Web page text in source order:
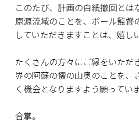
このたび、計画の白紙撤回とは
原源流域のことを、ポール監督
していただきますことは、嬉し
たくさんの方々にご縁をいただ
界の阿蘇の懐の山奥のことを、
く機会となりますよう願っていま
合掌。